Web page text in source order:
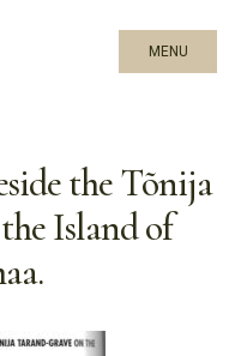
MENU
the Tõnija
Island of